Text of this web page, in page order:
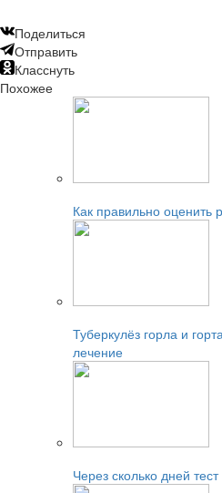
Поделиться
Отправить
Класснуть
Похожее
Как правильно оценить
Туберкулёз горла и
лечение
Через сколько дней